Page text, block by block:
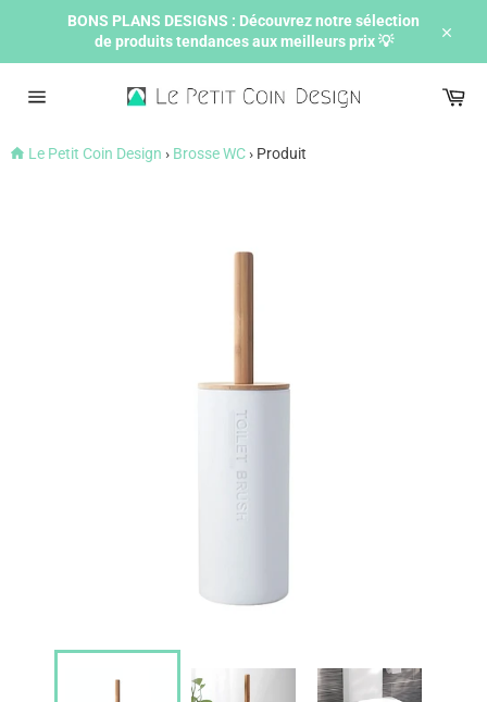
BONS PLANS DESIGNS : Découvrez notre sélection
de produits tendances aux meilleurs prix 💡
Le Petit Coin Design › Brosse WC› Produit